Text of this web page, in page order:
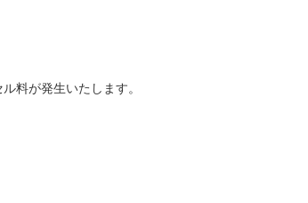
料が発生いたします。